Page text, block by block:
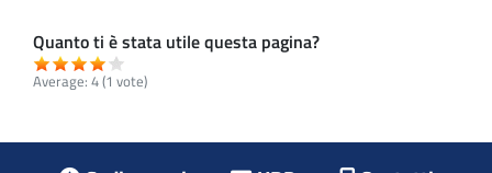
Quanto ti è stata utile questa pagina?
Average: 4(1 vote)